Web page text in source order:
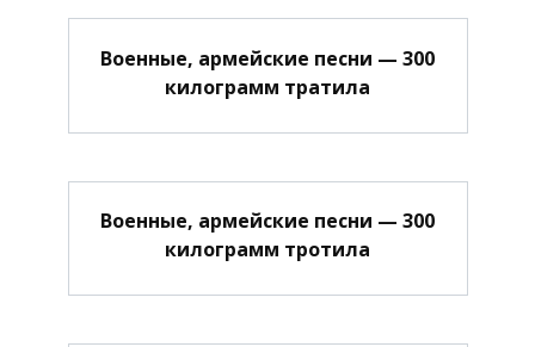
Военные, армейские песни — 300
килограмм тратила
Военные, армейские песни — 300
килограмм тротила